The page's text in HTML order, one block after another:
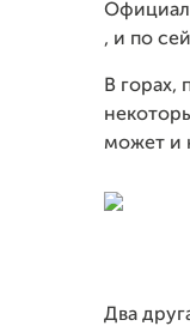
, и по
В горах,
может и
Два